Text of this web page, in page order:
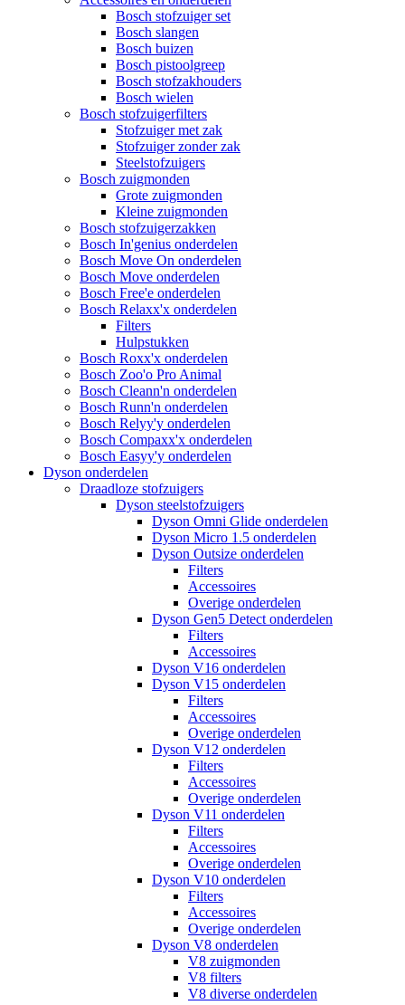
Bosch stofzuiger set
Bosch slangen
Bosch buizen
Bosch pistoolgreep
Bosch stofzakhouders
Bosch wielen
Bosch stofzuigerfilters
Stofzuiger met zak
Stofzuiger zonder zak
Steelstofzuigers
Bosch zuigmonden
Grote zuigmonden
Kleine zuigmonden
Bosch stofzuigerzakken
Bosch In'genius onderdelen
Bosch Move On onderdelen
Bosch Move onderdelen
Bosch Free'e onderdelen
Bosch Relaxx'x onderdelen
Filters
Hulpstukken
Bosch Roxx'x onderdelen
Bosch Zoo'o Pro Animal
Bosch Cleann'n onderdelen
Bosch Runn'n onderdelen
Bosch Relyy'y onderdelen
Bosch Compaxx'x onderdelen
Bosch Easyy'y onderdelen
Dyson onderdelen
Draadloze stofzuigers
Dyson steelstofzuigers
Dyson Omni Glide onderdelen
Dyson Micro 1.5 onderdelen
Dyson Outsize onderdelen
Filters
Accessoires
Overige onderdelen
Dyson Gen5 Detect onderdelen
Filters
Accessoires
Dyson V16 onderdelen
Dyson V15 onderdelen
Filters
Accessoires
Overige onderdelen
Dyson V12 onderdelen
Filters
Accessoires
Overige onderdelen
Dyson V11 onderdelen
Filters
Accessoires
Overige onderdelen
Dyson V10 onderdelen
Filters
Accessoires
Overige onderdelen
Dyson V8 onderdelen
V8 zuigmonden
V8 filters
V8 diverse onderdelen